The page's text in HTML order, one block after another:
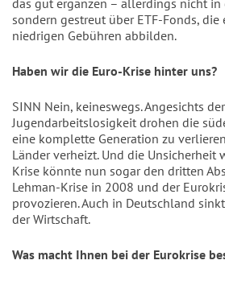
das gut ergänzen – allerdings nicht in
sondern gestreut über ETF-Fonds,
niedrigen Gebühren abbilden.
Haben wir die Euro-Krise hinter uns?
SINN Nein, keineswegs. Angesichts
Jugendarbeitslosigkeit drohen die
eine komplette Generation zu
Länder verheizt. Und die Unsicherheit
Krise könnte nun sogar den dritten
Lehman-Krise in 2008 und der
provozieren. Auch in Deutschland
der Wirtschaft.
Was macht Ihnen bei der Eurokrise